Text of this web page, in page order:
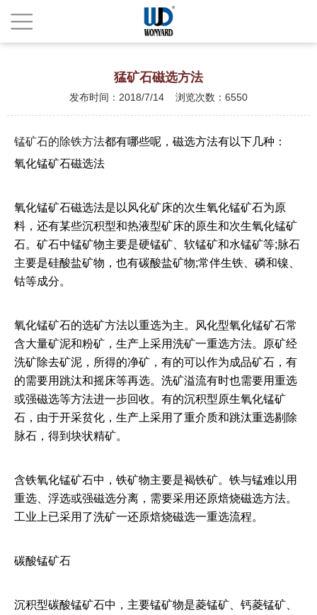
猛矿石磁选方法
发布时间：2018/7/14 浏览次数：6550
锰矿石的除铁方法都有哪些呢，磁选方法有以下几种：
氧化锰矿石磁选法
氧化锰矿石磁选法是以风化矿床的次生氧化锰矿石为原
料，还有某些沉积型和热液型矿床的原生和次生氧化锰矿
石。矿石中锰矿物主要是硬锰矿、软锰矿和水锰矿等;脉石
主要是硅酸盐矿物，也有碳酸盐矿物;常伴生铁、磷和镍、
钴等成分。
氧化锰矿石的选矿方法以重选为主。风化型氧化锰矿石常
含大量矿泥和粉矿，生产上采用洗矿一重选方法。原矿经
洗矿除去矿泥，所得的净矿，有的可以作为成品矿石，有
的需要用跳汰和摇床等再选。洗矿溢流有时也需要用重选
或强磁选等方法进一步回收。有的沉积型原生氧化锰矿
石，由于开采贫化，生产上采用了重介质和跳汰重选剔除
脉石，得到块状精矿。
含铁氧化锰矿石中，铁矿物主要是褐铁矿。铁与锰难以用
重选、浮选或强磁选分离，需要采用还原焙烧磁选方法。
工业上已采用了洗矿一还原焙烧磁选一重选流程。
​碳酸锰矿石
沉积型碳酸锰矿石中，主要锰矿物是菱锰矿、钙菱锰矿、